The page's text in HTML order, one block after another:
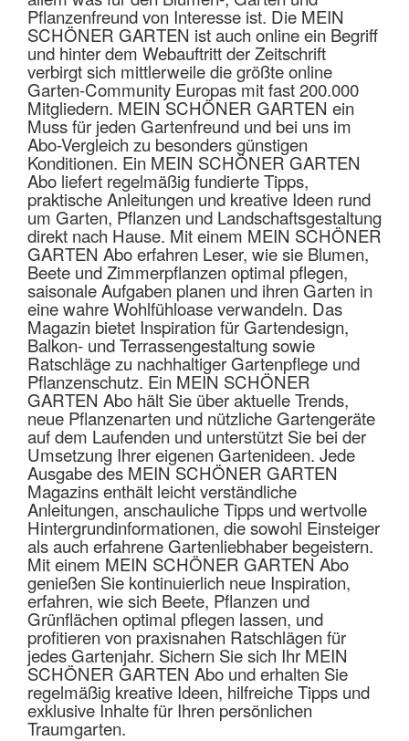
Pflanzenfreund von Interesse ist. Die MEIN
SCHÖNER GARTEN ist auch online ein Begriff
und hinter dem Webauftritt der Zeitschrift
verbirgt sich mittlerweile die größte online
Garten-Community Europas mit fast 200.000
Mitgliedern. MEIN SCHÖNER GARTEN ein
Muss für jeden Gartenfreund und bei uns im
Abo-Vergleich zu besonders günstigen
Konditionen. Ein MEIN SCHÖNER GARTEN
Abo liefert regelmäßig fundierte Tipps,
praktische Anleitungen und kreative Ideen rund
um Garten, Pflanzen und Landschaftsgestaltung
direkt nach Hause. Mit einem MEIN SCHÖNER
GARTEN Abo erfahren Leser, wie sie Blumen,
Beete und Zimmerpflanzen optimal pflegen,
saisonale Aufgaben planen und ihren Garten in
eine wahre Wohlfühloase verwandeln. Das
Magazin bietet Inspiration für Gartendesign,
Balkon- und Terrassengestaltung sowie
Ratschläge zu nachhaltiger Gartenpflege und
Pflanzenschutz. Ein MEIN SCHÖNER
GARTEN Abo hält Sie über aktuelle Trends,
neue Pflanzenarten und nützliche Gartengeräte
auf dem Laufenden und unterstützt Sie bei der
Umsetzung Ihrer eigenen Gartenideen. Jede
Ausgabe des MEIN SCHÖNER GARTEN
Magazins enthält leicht verständliche
Anleitungen, anschauliche Tipps und wertvolle
Hintergrundinformationen, die sowohl Einsteiger
als auch erfahrene Gartenliebhaber begeistern.
Mit einem MEIN SCHÖNER GARTEN Abo
genießen Sie kontinuierlich neue Inspiration,
erfahren, wie sich Beete, Pflanzen und
Grünflächen optimal pflegen lassen, und
profitieren von praxisnahen Ratschlägen für
jedes Gartenjahr. Sichern Sie sich Ihr MEIN
SCHÖNER GARTEN Abo und erhalten Sie
regelmäßig kreative Ideen, hilfreiche Tipps und
exklusive Inhalte für Ihren persönlichen
Traumgarten.